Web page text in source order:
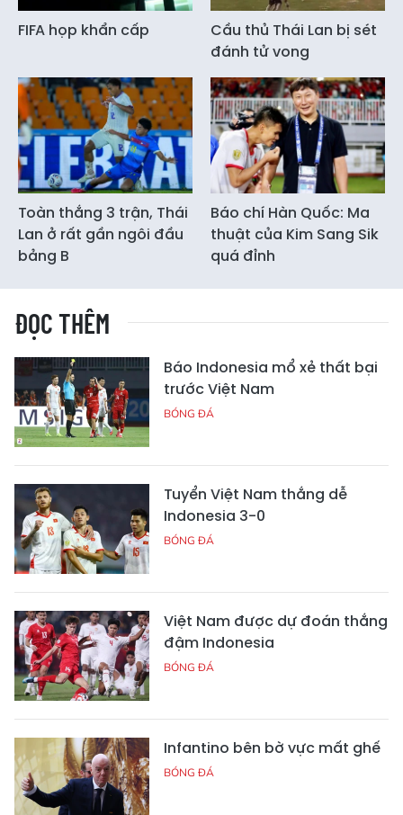
FIFA họp khẩn cấp
Cầu thủ Thái Lan bị sét
đánh tử vong
Toàn thắng 3 trận, Thái
Lan ở rất gần ngôi đầu
bảng B
Báo chí Hàn Quốc: Ma
thuật của Kim Sang Sik
quá đỉnh
ĐỌC THÊM
Báo Indonesia mổ xẻ thất bại
trước Việt Nam
BÓNG ĐÁ
Tuyển Việt Nam thắng dễ
Indonesia 3-0
BÓNG ĐÁ
Việt Nam được dự đoán thắng
đậm Indonesia
BÓNG ĐÁ
Infantino bên bờ vực mất ghế
BÓNG ĐÁ